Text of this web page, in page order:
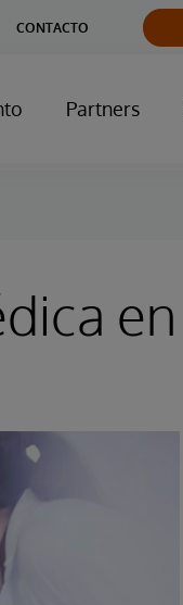
CONTACTO
Partners
en